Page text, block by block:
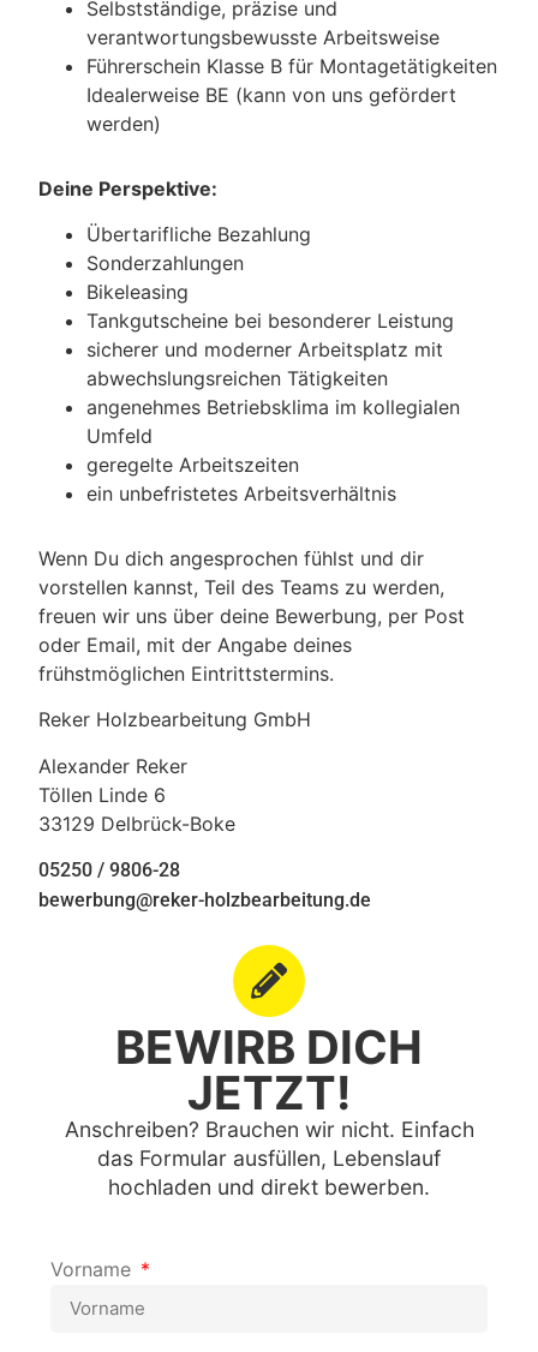
Selbstständige, präzise und
verantwortungsbewusste Arbeitsweise
Führerschein Klasse B für Montagetätigkeiten
Idealerweise BE (kann von uns gefördert
werden)
Deine Perspektive:
Übertarifliche Bezahlung
Sonderzahlungen
Bikeleasing
Tankgutscheine bei besonderer Leistung
sicherer und moderner Arbeitsplatz mit
abwechslungsreichen Tätigkeiten
angenehmes Betriebsklima im kollegialen
Umfeld
geregelte Arbeitszeiten
ein unbefristetes Arbeitsverhältnis
Wenn Du dich angesprochen fühlst und dir
vorstellen kannst, Teil des Teams zu werden,
freuen wir uns über deine Bewerbung, per Post
oder Email, mit der Angabe deines
frühstmöglichen Eintrittstermins.
Reker Holzbearbeitung GmbH
Alexander Reker
Töllen Linde 6
33129 Delbrück-Boke
05250 / 9806-28
bewerbung@reker-holzbearbeitung.de
BEWIRB DICH
JETZT!
Anschreiben? Brauchen wir nicht. Einfach
das Formular ausfüllen, Lebenslauf
hochladen und direkt bewerben.
Vorname